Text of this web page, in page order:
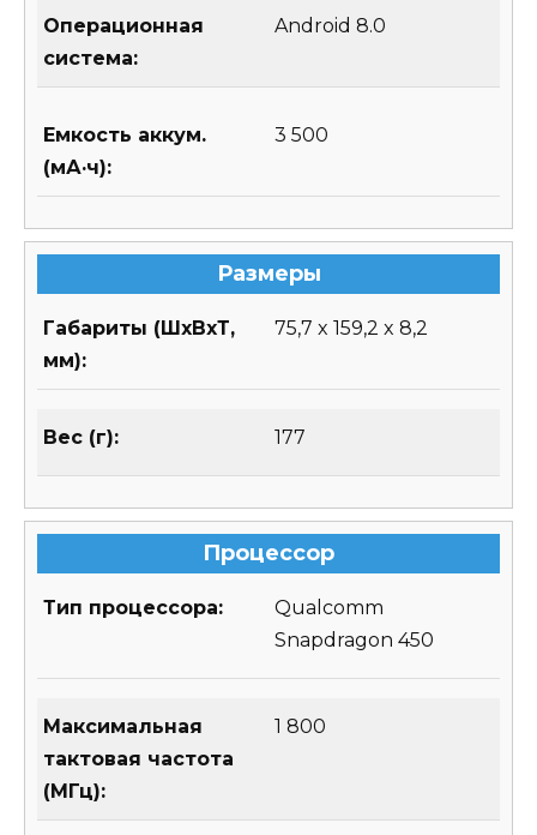
Операционная
система:
Android 8.0
Емкость аккум.
(мА·ч):
3 500
Размеры
Габариты (ШхВхТ,
мм):
75,7 x 159,2 x 8,2
Вес (г): 177
Процессор
Тип процессора:
Qualcomm
Snapdragon 450
Максимальная
тактовая частота
(МГц):
1 800